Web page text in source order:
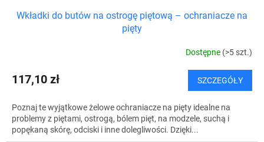
Wkładki do butów na ostrogę piętową – ochraniacze na
pięty
Dostępne (>5 szt.)
117,10 zł SZCZEGÓŁY
Poznaj te wyjątkowe żelowe ochraniacze na pięty idealne na
problemy z piętami, ostrogą, bólem pięt, na modzele, suchą i
popękaną skórę, odciski i inne dolegliwości. Dzięki...